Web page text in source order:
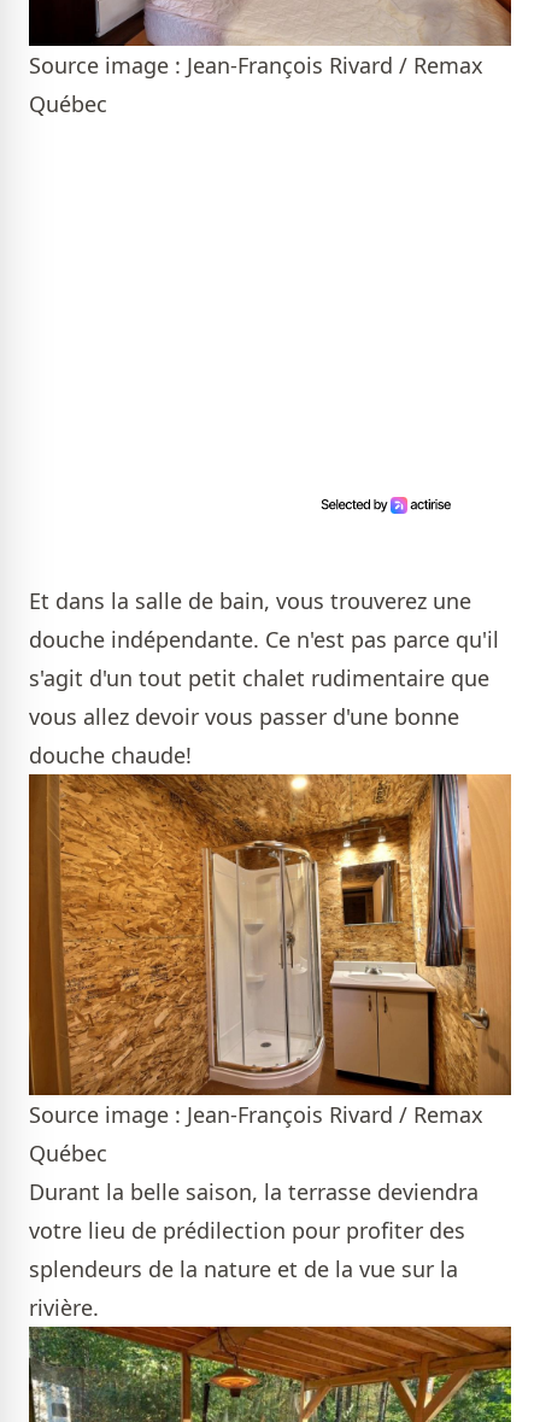
Source image : Jean-François Rivard / Remax
Québec
Et dans la salle de bain, vous trouverez une
douche indépendante. Ce n'est pas parce qu'il
s'agit d'un tout petit chalet rudimentaire que
vous allez devoir vous passer d'une bonne
douche chaude!
Source image : Jean-François Rivard / Remax
Québec
Durant la belle saison, la terrasse deviendra
votre lieu de prédilection pour profiter des
splendeurs de la nature et de la vue sur la
rivière.